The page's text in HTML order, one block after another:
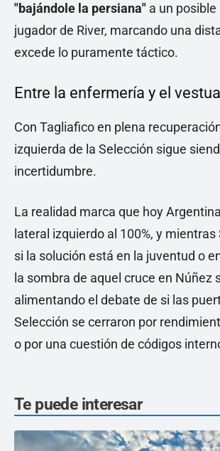
"bajándole la persiana" a un posible
jugador de River, marcando una
excede lo puramente táctico.
Entre la enfermería y el
Con Tagliafico en plena
izquierda de la Selección sigue
incertidumbre.
La realidad marca que hoy
lateral izquierdo al 100%, y
si la solución está en la juventud o
la sombra de aquel cruce en Núñez
alimentando el debate de si las
Selección se cerraron por
o por una cuestión de códigos
Te puede interesar